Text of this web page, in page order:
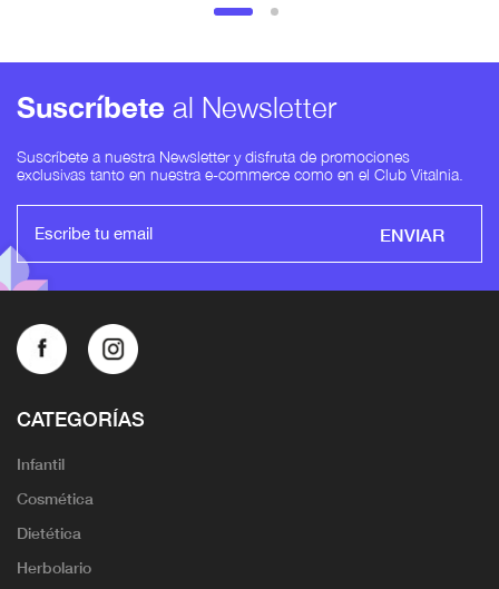
Suscríbete al Newsletter
Suscríbete a nuestra Newsletter y disfruta de promociones
exclusivas tanto en nuestra e-commerce como en el Club Vitalnia.
ENVIAR
CATEGORÍAS
Infantil
Cosmética
Dietética
Herbolario